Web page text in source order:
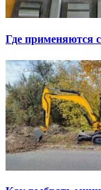
Где применяются